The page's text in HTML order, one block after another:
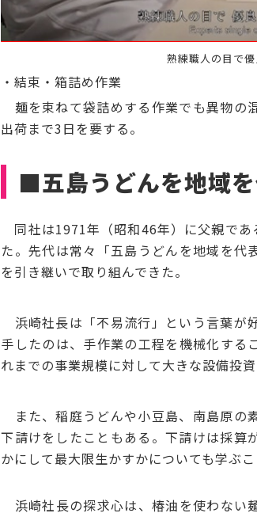
熟練職人の目で優良な麺だけ
・結束・箱詰め作業
麺を束ねて袋詰めする作業でも異物の
出荷まで3日を要する。
■五島うどんを地域を
同社は1971年（昭和46年）に父親であ
た。先代は常々「五島うどんを地域を代
を引き継いで取り組んできた。
浜崎社長は「不易流行」という言葉が
手したのは、手作業の工程を機械化す
れまでの事業規模に対して大きな設備投
また、稲庭うどんや小豆島、南島原の
下請けをしたこともある。下請けは採算
かにして最大限生かすかについても学ぶ
浜崎社長の探求心は、椿油を使わない